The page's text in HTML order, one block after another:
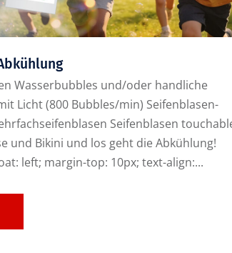
Wasserbubbles und/oder handliche
Licht (800 Bubbles/min) Seifenblasen-
Seifenblasen
und Bikini und los geht die Abkühlung!
left; margin-top: 10px; text-align:...